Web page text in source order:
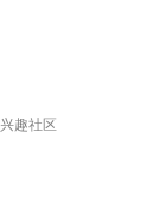
兴趣社区